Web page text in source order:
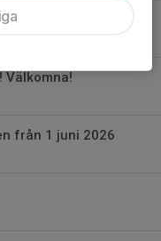
Välkomna!
från 1 juni 2026